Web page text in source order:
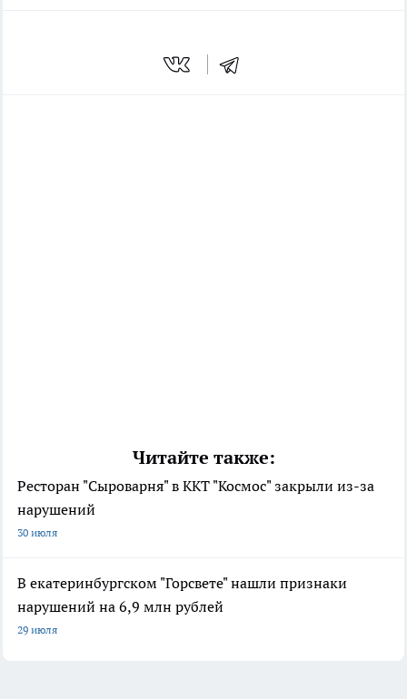
Читайте также:
Ресторан "Сыроварня" в ККТ "Космос" закрыли из-за
нарушений
30 июля
В екатеринбургском "Горсвете" нашли признаки
нарушений на 6,9 млн рублей
29 июля